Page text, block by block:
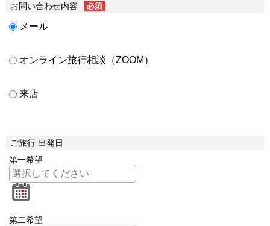
お問い合わせ内容
メール
オンライン旅行相談（ZOOM）
来店
ご旅行 出発日
第一希望
第二希望